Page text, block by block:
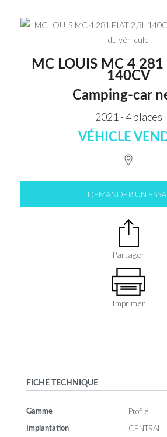
MC LOUIS MC 4 281
140CV
Camping-car
2021 - 4 places
VÉHICLE
DEMANDER UN
Partager
Imprimer
FICHE TECHNIQUE
Gamme Profilé
Implantation CENTRAL